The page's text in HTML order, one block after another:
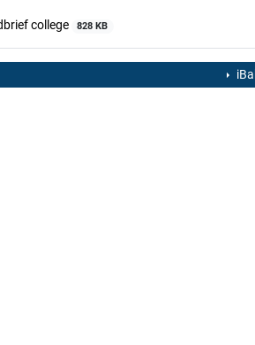
college 828 KB